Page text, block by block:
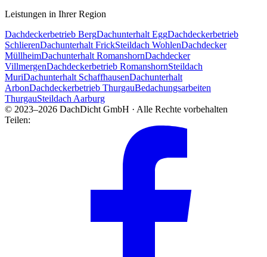
Leistungen in Ihrer Region
Dachdeckerbetrieb BergDachunterhalt EggDachdeckerbetrieb
SchlierenDachunterhalt FrickSteildach WohlenDachdecker
MüllheimDachunterhalt RomanshornDachdecker
VillmergenDachdeckerbetrieb RomanshornSteildach
MuriDachunterhalt SchaffhausenDachunterhalt
ArbonDachdeckerbetrieb ThurgauBedachungsarbeiten
ThurgauSteildach Aarburg
© 2023–2026 DachDicht GmbH · Alle Rechte vorbehalten
Teilen: